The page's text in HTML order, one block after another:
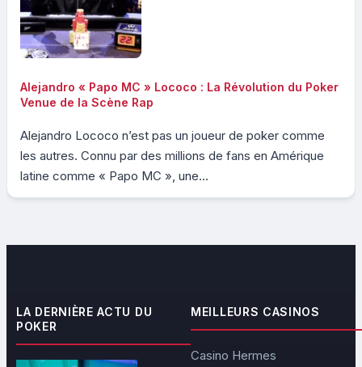
Alejandro « Papo MC » Lococo : La Révolution du Poker
Venue de la Scène Rap
Alejandro Lococo n’est pas un joueur de poker comme
les autres. Connu par des millions de fans en Amérique
latine comme « Papo MC », une...
LA DERNIÈRE ACTU DU
POKER
MEILLEURS CASINOS
Casino Hermes